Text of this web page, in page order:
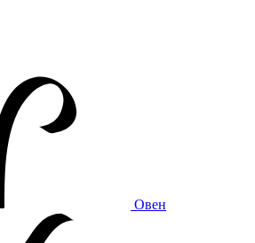
Овен